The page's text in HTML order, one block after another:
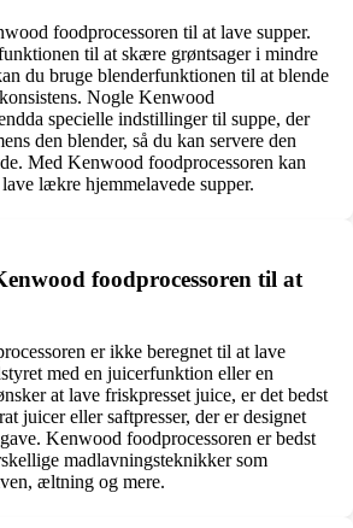
foodprocessoren til at lave supper.
til at skære grøntsager i mindre
du bruge blenderfunktionen til at blende
Nogle Kenwood
specielle indstillinger til suppe, der
den blender, så du kan servere den
Med Kenwood foodprocessoren kan
lækre hjemmelavede supper.
foodprocessoren til at
er ikke beregnet til at lave
med en juicerfunktion eller en
at lave friskpresset juice, er det bedst
juicer eller saftpresser, der er designet
Kenwood foodprocessoren er bedst
madlavningsteknikker som
æltning og mere.